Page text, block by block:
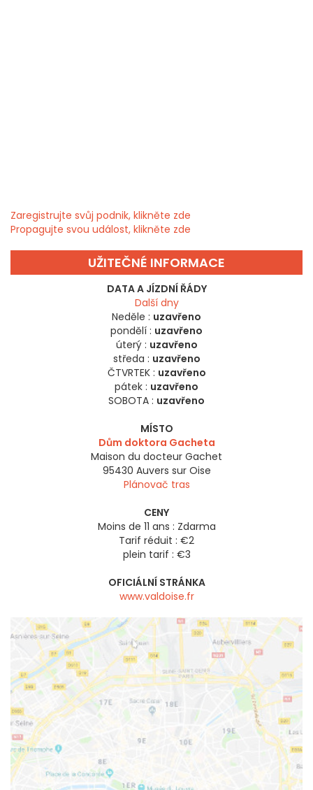
Zaregistrujte svůj podnik, klikněte zde
Propagujte svou událost, klikněte zde
UŽITEČNÉ INFORMACE
DATA A JÍZDNÍ ŘÁDY
Další dny
Neděle : uzavřeno
pondělí : uzavřeno
úterý : uzavřeno
středa : uzavřeno
ČTVRTEK : uzavřeno
pátek : uzavřeno
SOBOTA : uzavřeno
MÍSTO
Dům doktora Gacheta
Maison du docteur Gachet
95430 Auvers sur Oise
Plánovač tras
CENY
Moins de 11 ans : Zdarma
Tarif réduit : €2
plein tarif : €3
OFICIÁLNÍ STRÁNKA
www.valdoise.fr